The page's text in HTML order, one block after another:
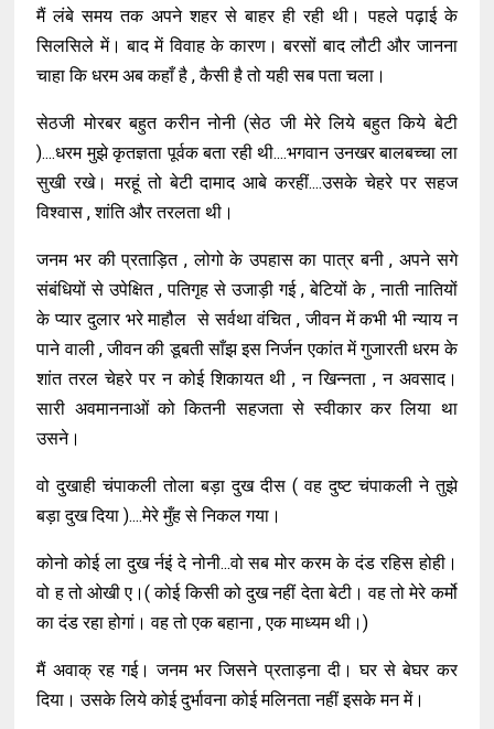
मैं लंबे समय तक अपने शहर से बाहर ही रही थी। पहले पढ़ाई के
सिलसिले में। बाद में विवाह के कारण। बरसों बाद लौटी और जानना
चाहा कि धरम अब कहाँ है , कैसी है तो यही सब पता चला।
सेठजी मोरबर बहुत करीन नोनी (सेठ जी मेरे लिये बहुत किये बेटी
)....धरम मुझे कृतज्ञता पूर्वक बता रही थी....भगवान उनखर बालबच्चा ला
सुखी रखे। मरहूं तो बेटी दामाद आबे करहीं....उसके चेहरे पर सहज
विश्वास , शांति और तरलता थी।
जनम भर की प्रताड़ित , लोगो के उपहास का पात्र बनी , अपने सगे
संबंधियों से उपेक्षित , पतिगृह से उजाड़ी गई , बेटियों के , नाती नातियों
के प्यार दुलार भरे माहौल से सर्वथा वंचित , जीवन में कभी भी न्याय न
पाने वाली , जीवन की डूबती साँझ इस निर्जन एकांत में गुजारती धरम के
शांत तरल चेहरे पर न कोई शिकायत थी , न खिन्नता , न अवसाद।
सारी अवमाननाओं को कितनी सहजता से स्वीकार कर लिया था
उसने।
वो दुखाही चंपाकली तोला बड़ा दुख दीस ( वह दुष्ट चंपाकली ने तुझे
बड़ा दुख दिया )....मेरे मुँह से निकल गया।
कोनो कोई ला दुख र्नइंं दे नोनी...वो सब मोर करम के दंड रहिस होही।
वो ह तो ओखी ए।( कोई किसी को दुख नहीं देता बेटी। वह तो मेरे कर्मो
का दंड रहा होगां। वह तो एक बहाना , एक माध्यम थी।)
मैं अवाक् रह गई। जनम भर जिसने प्रताड़ना दी। घर से बेघर कर
दिया। उसके लिये कोई दुर्भावना कोई मलिनता नहीं इसके मन में।